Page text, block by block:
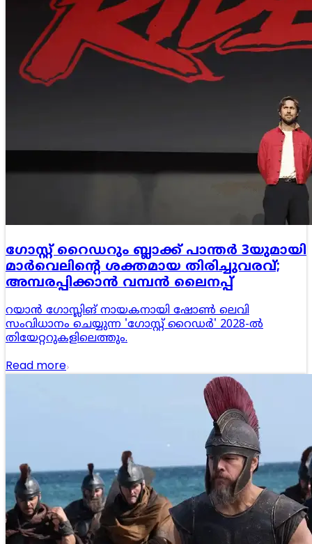
ഗോസ്റ്റ് റൈഡറും ബ്ലാക്ക് പാന്തർ 3യുമായി
മാർവെലിന്റെ ശക്തമായ തിരിച്ചുവരവ്;
അമ്പരപ്പിക്കാൻ വമ്പൻ ലൈനപ്പ്
റയാൻ ഗോസ്ലിങ് നായകനായി ഷോൺ ലെവി
സംവിധാനം ചെയ്യുന്ന 'ഗോസ്റ്റ് റൈഡർ' 2028-ൽ
തിയേറ്ററുകളിലെത്തും.
Read more